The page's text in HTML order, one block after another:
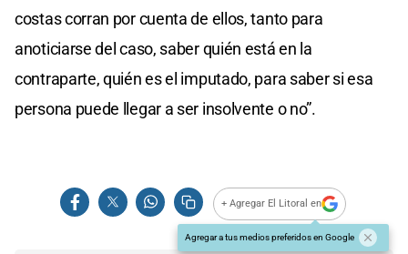
costas corran por cuenta de ellos, tanto para
anoticiarse del caso, saber quién está en la
contraparte, quién es el imputado, para saber si esa
persona puede llegar a ser insolvente o no”.
+ Agregar El Litoral en
Agregar a tus medios preferidos en Google